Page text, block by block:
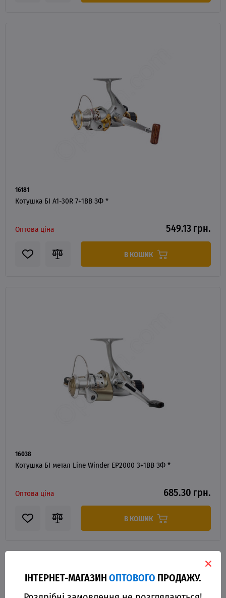
16181
Котушка БІ A1-30R 7+1BB ЗФ *
Оптова ціна 549.13 грн.
В КОШИК
16038
Котушка БІ метал Line Winder EP2000 3+1BB ЗФ *
Оптова ціна 685.30 грн.
В КОШИК
ІНТЕРНЕТ-МАГАЗИНОПТОВОГО ПРОДАЖУ.